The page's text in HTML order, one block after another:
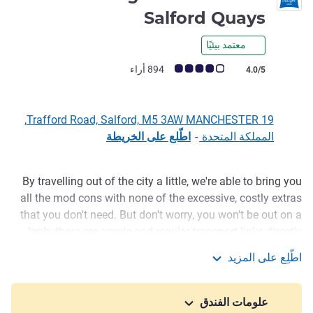
Salford Quays
معتمد بيئيًا
ملاحظة أراء العملاء (رأي ALL)
4.0/5 894 أراء
19 Trafford Road, Salford, M5 3AW MANCHESTER,
المملكة المتحدة - اطّلع على الخريطة
الوصف
By travelling out of the city a little, we're able to bring you
all the mod cons with none of the excessive, costly extras
that you don't need. But don't worry, you won't be out on a
into the city (Salford Quays metro stop is a mere four-
minute walk from our door), so that you can enjoy the best
of Manchester's vibrant city centre at prices that suit your
اطّلِع على المزيد
علومات الفندق